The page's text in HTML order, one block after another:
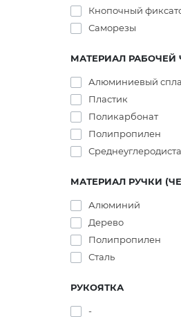
Кнопочный
Саморезы
МАТЕРИАЛ РАБОЧЕЙ
Алюминиевый
Пластик
Поликарбонат
Полипропилен
МАТЕРИАЛ РУЧКИ
Алюминий
Дерево
Полипропилен
Сталь
РУКОЯТКА
-